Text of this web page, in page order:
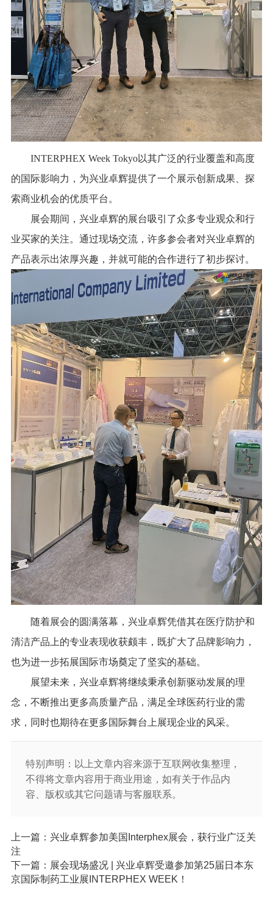
INTERPHEX Week Tokyo以其广泛的行业覆盖和高度
的国际影响力，为兴业卓辉提供了一个展示创新成果、探
索商业机会的优质平台。
展会期间，兴业卓辉的展台吸引了众多专业观众和行
业买家的关注。通过现场交流，许多参会者对兴业卓辉的
产品表示出浓厚兴趣，并就可能的合作进行了初步探讨。
随着展会的圆满落幕，兴业卓辉凭借其在医疗防护和
清洁产品上的专业表现收获颇丰，既扩大了品牌影响力，
也为进一步拓展国际市场奠定了坚实的基础。
展望未来，兴业卓辉将继续秉承创新驱动发展的理
念，不断推出更多高质量产品，满足全球医药行业的需
求，同时也期待在更多国际舞台上展现企业的风采。
特别声明：以上文章内容来源于互联网收集整理，
不得将文章内容用于商业用途，如有关于作品内
容、版权或其它问题请与客服联系。
上一篇：兴业卓辉参加美国Interphex展会，获行业广泛关
注
下一篇：展会现场盛况 | 兴业卓辉受邀参加第25届日本东
京国际制药工业展INTERPHEX WEEK！